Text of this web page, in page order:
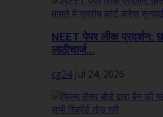
NEET पेपर लीक प्रदर्शन:
लाठीचार्ज...
cg24 Jul 24, 2026